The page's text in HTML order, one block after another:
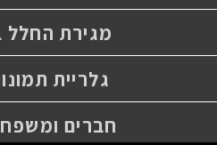
מגירת
גלריית
חברים